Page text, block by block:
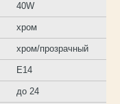
40W
хром
хром/прозрачный
E14
до 24